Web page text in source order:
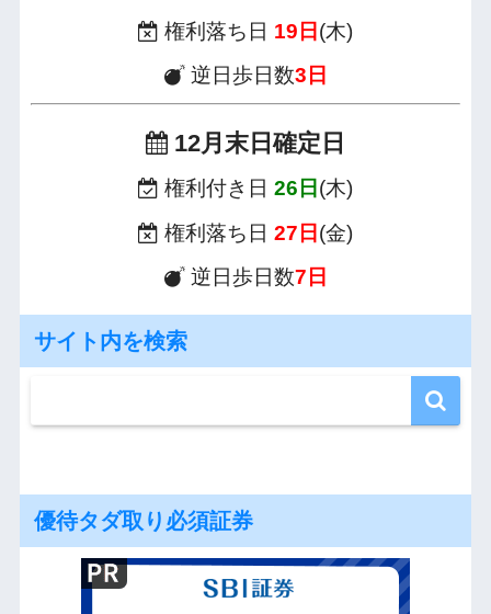
権利落ち日 19日 (木)
逆日歩日数3日
12月末日確定日
権利付き日 26日 (木)
権利落ち日 27日 (金)
逆日歩日数7日
サイト内を検索
優待タダ取り必須証券